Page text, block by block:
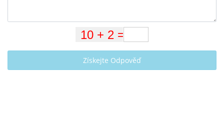
Získejte Odpověď